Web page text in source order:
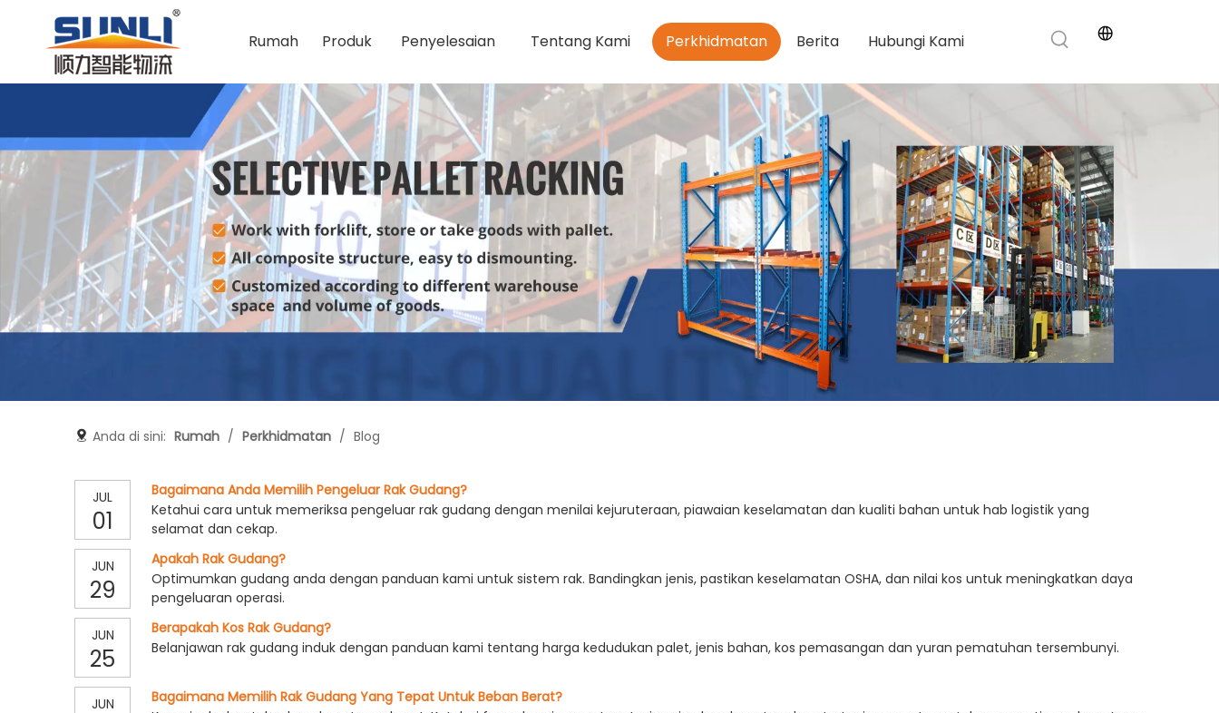
Rumah Produk Penyelesaian Tentang Kami Perkhidmatan Berita Hubungi Kami
Anda di sini: Rumah / Perkhidmatan / Blog
JUL
01
Bagaimana Anda Memilih Pengeluar Rak Gudang?
Ketahui cara untuk memeriksa pengeluar rak gudang dengan menilai kejuruteraan, piawaian keselamatan dan kualiti bahan untuk hab logistik yang
selamat dan cekap.
JUN
29
Apakah Rak Gudang?
Optimumkan gudang anda dengan panduan kami untuk sistem rak. Bandingkan jenis, pastikan keselamatan OSHA, dan nilai kos untuk meningkatkan daya
pengeluaran operasi.
JUN
25
Berapakah Kos Rak Gudang?
Belanjawan rak gudang induk dengan panduan kami tentang harga kedudukan palet, jenis bahan, kos pemasangan dan yuran pematuhan tersembunyi.
JUN
Bagaimana Memilih Rak Gudang Yang Tepat Untuk Beban Berat?